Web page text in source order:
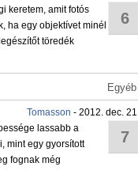
6
keretem, amit fotós
ha egy objektívet minél
töredék
Egyéb
Tomasson - 2012. dec. 21
7
lassabb a
mint egy gyorsított
fognak még